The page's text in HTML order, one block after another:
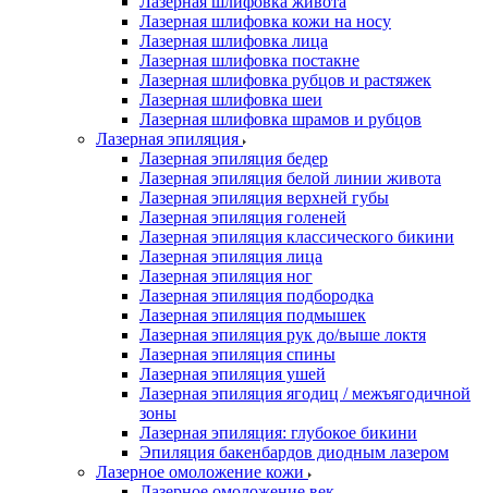
Лазерная шлифовка кожи на носу
Лазерная шлифовка лица
Лазерная шлифовка постакне
Лазерная шлифовка рубцов и растяжек
Лазерная шлифовка шеи
Лазерная шлифовка шрамов и рубцов
Лазерная эпиляция
Лазерная эпиляция бедер
Лазерная эпиляция белой линии живота
Лазерная эпиляция верхней губы
Лазерная эпиляция голеней
Лазерная эпиляция классического бикини
Лазерная эпиляция лица
Лазерная эпиляция ног
Лазерная эпиляция подбородка
Лазерная эпиляция подмышек
Лазерная эпиляция рук до/выше локтя
Лазерная эпиляция спины
Лазерная эпиляция ушей
Лазерная эпиляция ягодиц / межъягодичной
зоны
Лазерная эпиляция: глубокое бикини
Эпиляция бакенбардов диодным лазером
Лазерное омоложение кожи